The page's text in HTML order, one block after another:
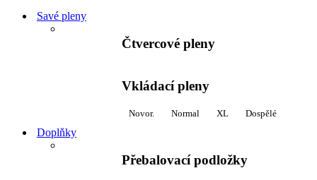
Savé pleny
Čtvercové pleny
Vkládací pleny
Novor. Normal XL Dospělé
Doplňky
Přebalovací podložky